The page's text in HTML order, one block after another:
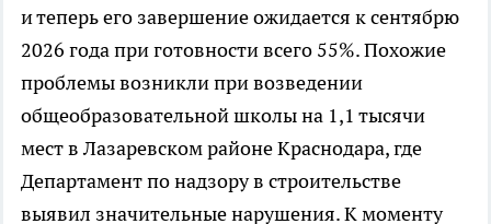
и теперь его завершение ожидается к сентябрю
2026 года при готовности всего 55%. Похожие
проблемы возникли при возведении
общеобразовательной школы на 1,1 тысячи
мест в Лазаревском районе Краснодара, где
Департамент по надзору в строительстве
выявил значительные нарушения. К моменту